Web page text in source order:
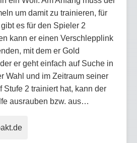
um damit zu trainieren, für
es für den Spieler 2
kann er einen Verschlepplink
mit dem er Gold
er geht einfach auf Suche in
Wahl und im Zeitraum seiner
Stufe 2 trainiert hat, kann der
ausrauben bzw. aus…